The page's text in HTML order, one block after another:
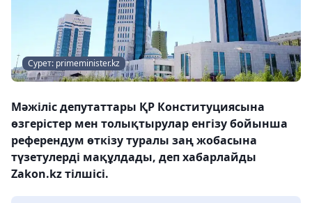
Сурет: primeminister.kz
Мәжіліс депутаттары ҚР Конституциясына
өзгерістер мен толықтырулар енгізу бойынша
референдум өткізу туралы заң жобасына
түзетулерді мақұлдады, деп хабарлайды
Zakon.kz тілшісі.